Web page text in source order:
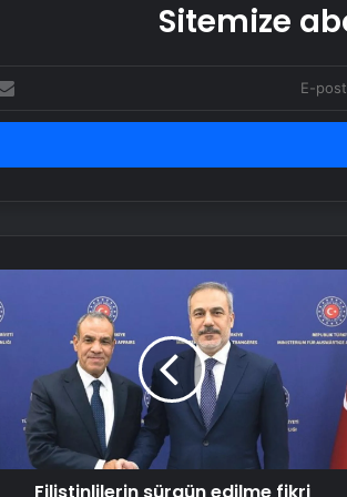
Sitemize
Filistinlilerin sürgün edilme fikri